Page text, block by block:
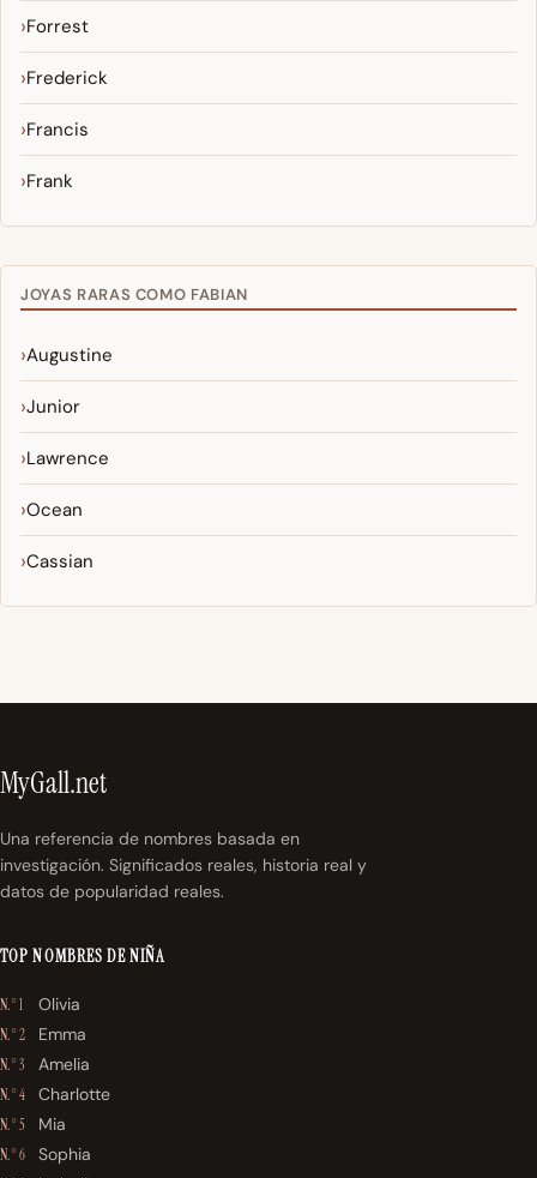
Forrest
Frederick
Francis
Frank
JOYAS RARAS COMO FABIAN
Augustine
Junior
Lawrence
Ocean
Cassian
MyGall.net
Una referencia de nombres basada en
investigación. Significados reales, historia real y
datos de popularidad reales.
TOP NOMBRES DE NIÑA
N.° 1 Olivia
N.° 2 Emma
N.° 3 Amelia
N.° 4 Charlotte
N.° 5 Mia
N.° 6 Sophia